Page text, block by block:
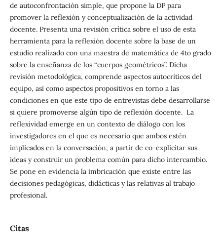
de autoconfrontación simple, que propone la DP para
promover la reflexión y conceptualización de la actividad
docente. Presenta una revisión crítica sobre el uso de esta
herramienta para la reflexión docente sobre la base de un
estudio realizado con una maestra de matemática de 4to grado
sobre la enseñanza de los “cuerpos geométricos”. Dicha
revisión metodológica, comprende aspectos autocríticos del
equipo, así como aspectos propositivos en torno a las
condiciones en que este tipo de entrevistas debe desarrollarse
si quiere promoverse algún tipo de reflexión docente. La
reflexividad emerge en un contexto de diálogo con los
investigadores en el que es necesario que ambos estén
implicados en la conversación, a partir de co-explicitar sus
ideas y construir un problema común para dicho intercambio.
Se pone en evidencia la imbricación que existe entre las
decisiones pedagógicas, didácticas y las relativas al trabajo
profesional.
Citas